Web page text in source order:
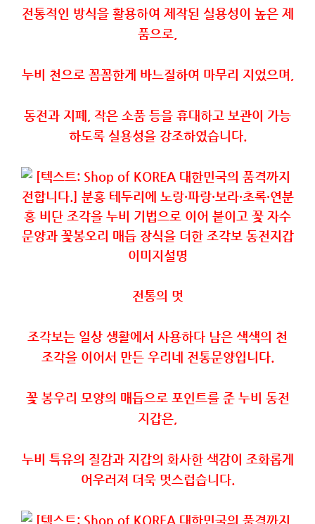
전통적인 방식을 활용하여 제작된 실용성이 높은 제
품으로
누비 천으로 꼼꼼한게 바느질하여 마무리 지었으며
동전과 지폐 작은 소품 등을 휴대하고 보관이 가능
하도록 실용성을 강조하였습니다.
전통의 멋
조각보는 일상 생활에서 사용하다 남은 색색의 천
조각을 이어서 만든 우리네 전통문양입니다.
꽃 봉우리 모양의 매듭으로 포인트를 준 누비 동전
지갑은
누비 특유의 질감과 지갑의 화사한 색감이
조화롭게
어우러져 더욱 멋스럽습니다.